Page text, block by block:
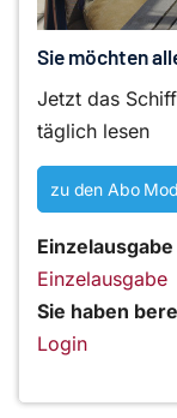
Sie möchten
Jetzt das
täglich lesen
zu den Abo
Einzelausgabe
Sie haben
Login